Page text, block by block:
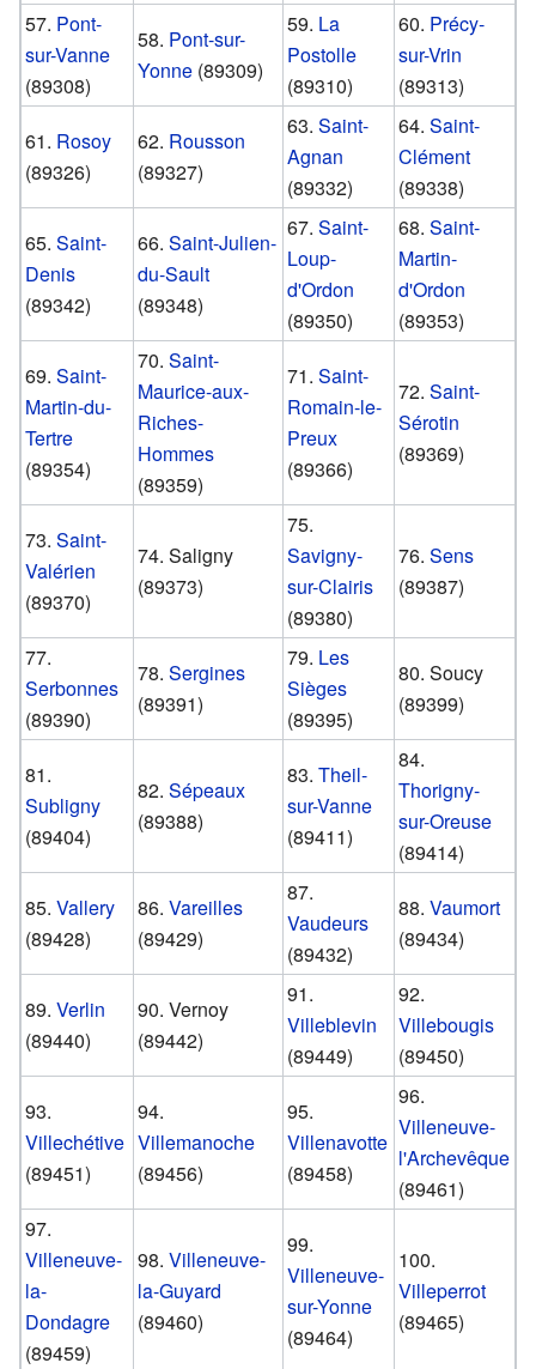
57. Pont-
sur-Vanne
(89308)
58. Pont-sur-
Yonne (89309)
59. La
Postolle
(89310)
60. Précy-
sur-Vrin
(89313)
61. Rosoy
(89326)
62. Rousson
(89327)
63.Saint-
Agnan
(89332)
64.Saint-
Clément
(89338)
65.Saint-
Denis
(89342)
66.Saint-Julien-
du-Sault
(89348)
67.Saint-
Loup-
d'Ordon
(89350)
68.Saint-
Martin-
d'Ordon
(89353)
69.Saint-
Martin-du-
Tertre
(89354)
70.Saint-
Maurice-aux-
Riches-
Hommes
(89359)
71.Saint-
Romain-le-
Preux
(89366)
72.Saint-
Sérotin
(89369)
73.Saint-
Valérien
(89370)
74. Saligny
(89373)
75.
Savigny-
sur-Clairis
(89380)
76.Sens
(89387)
77.
Serbonnes
(89390)
78.Sergines
(89391)
79. Les
Sièges
(89395)
80. Soucy
(89399)
81.
Subligny
(89404)
82.Sépeaux
(89388)
83.Theil-
sur-Vanne
(89411)
84.
Thorigny-
sur-Oreuse
(89414)
85.Vallery
(89428)
86.Vareilles
(89429)
87.
Vaudeurs
(89432)
88.Vaumort
(89434)
89.Verlin
(89440)
90. Vernoy
(89442)
91.
Villeblevin
(89449)
92.
Villebougis
(89450)
93.
Villechétive
(89451)
94.
Villemanoche
(89456)
95.
Villenavotte
(89458)
96.
Villeneuve-
l'Archevêque
(89461)
97.
Villeneuve-
la-
Dondagre
(89459)
98.Villeneuve-
la-Guyard
(89460)
99.
Villeneuve-
sur-Yonne
(89464)
100.
Villeperrot
(89465)